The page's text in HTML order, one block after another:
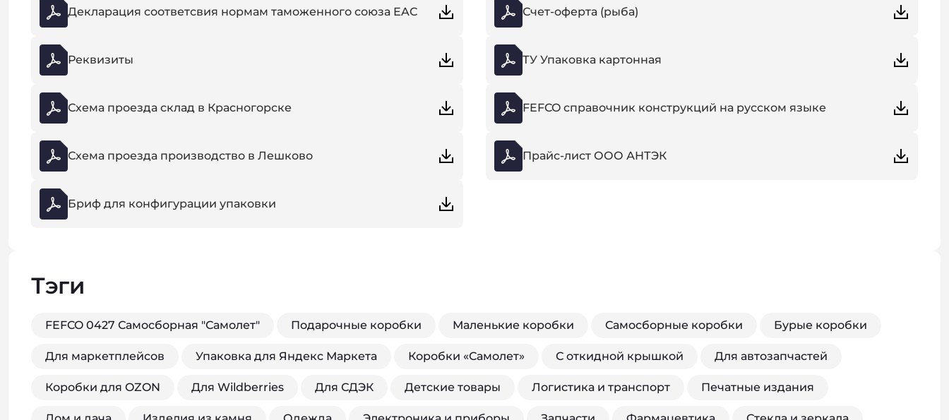
Декларация соответсвия нормам таможенного союза EAC
Реквизиты
Схема проезда склад в Красногорске
Схема проезда производство в Лешково
Бриф для конфигурации упаковки
Счет-оферта (рыба)
ТУ Упаковка картонная
FEFCO справочник конструкций на русском языке
Прайс-лист ООО АНТЭК
Тэги
FEFCO 0427 Самосборная "Самолет" Подарочные коробки Маленькие коробки Самосборные коробки Бурые коробки
Для маркетплейсов Упаковка для Яндекс Маркета Коробки «Самолет» С откидной крышкой Для автозапчастей
Коробки для OZON Для Wildberries Для СДЭК Детские товары Логистика и транспорт Печатные издания